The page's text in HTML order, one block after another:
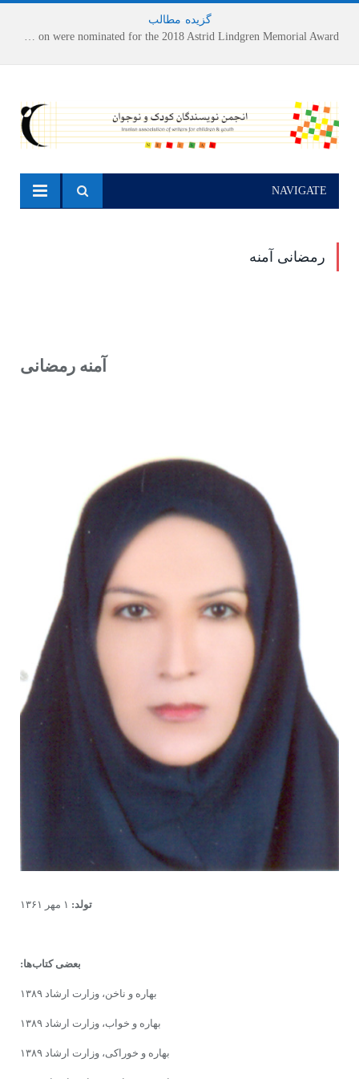
گزیده مطالب
NAVIGATE
رمضانی آمنه
آمنه رمضانی
تولد:
بعضی کتاب‌ها:
بهاره و ناخن، وزارت ارشاد ۱۳۸۹
بهاره و خواب، وزارت ارشاد ۱۳۸۹
بهاره و خوراکی، وزارت ارشاد ۱۳۸۹